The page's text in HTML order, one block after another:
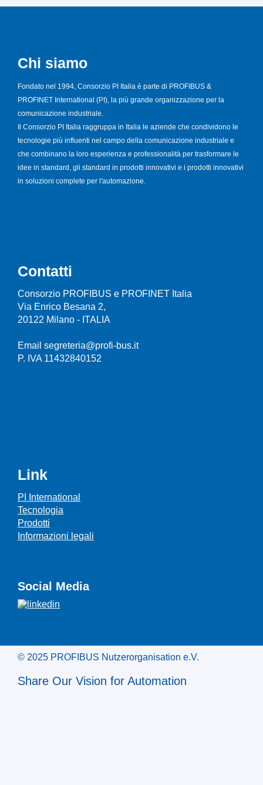
Chi siamo
Fondato nel 1994, Consorzio PI Italia è parte di PROFIBUS &
PROFINET International (PI), la più grande organizzazione per la
comunicazione industriale.
Il Consorzio PI Italia raggruppa in Italia le aziende che condividono le
tecnologie più influenti nel campo della comunicazione industriale e
che combinano la loro esperienza e professionalità per trasformare le
idee in standard, gli standard in prodotti innovativi e i prodotti innovativi
in soluzioni complete per l'automazione.
Contatti
Consorzio PROFIBUS e PROFINET Italia
Via Enrico Besana 2,
20122 Milano - ITALIA
Email segreteria@profi-bus.it
P. IVA 11432840152
Link
PI International
Tecnologia
Prodotti
Informazioni legali
Social Media
© 2025 PROFIBUS Nutzerorganisation e.V.
Share Our Vision for Automation